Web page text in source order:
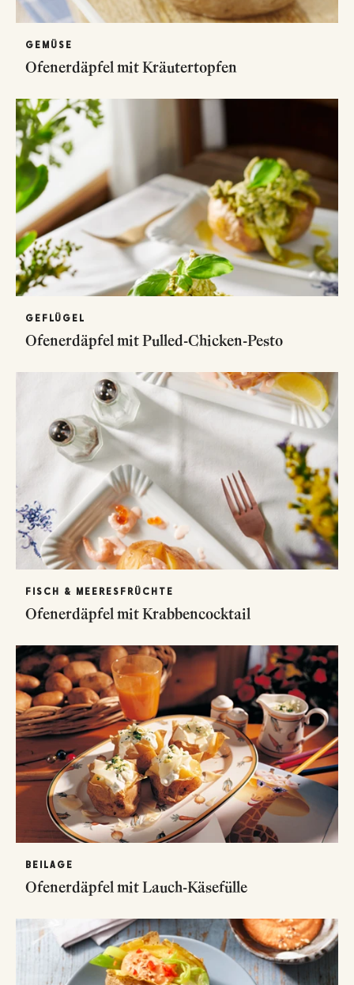
GEMÜSE
Ofenerdäpfel mit Kräutertopfen
GEFLÜGEL
Ofenerdäpfel mit Pulled-Chicken-Pesto
FISCH & MEERESFRÜCHTE
Ofenerdäpfel mit Krabbencocktail
BEILAGE
Ofenerdäpfel mit Lauch-Käsefülle